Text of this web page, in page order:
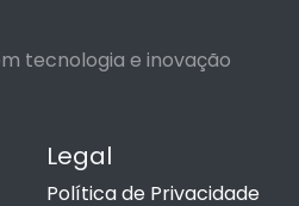
tecnologia e inovação
Legal
Política de Privacidade